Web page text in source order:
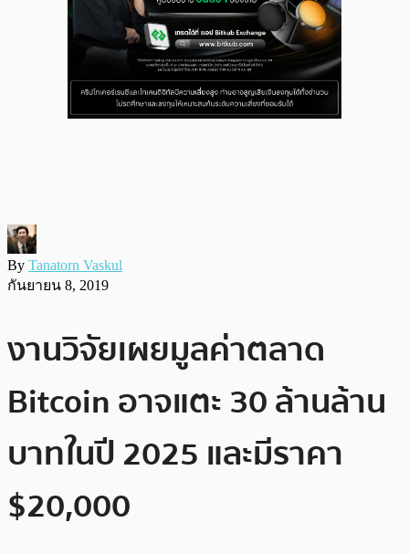
By Tanatorn Vaskul
กันยายน 8, 2019
งานวิจัยเผยมูลค่าตลาด
Bitcoin อาจแตะ 30 ล้านล้าน
บาทในปี 2025 และมีราคา
$20,000